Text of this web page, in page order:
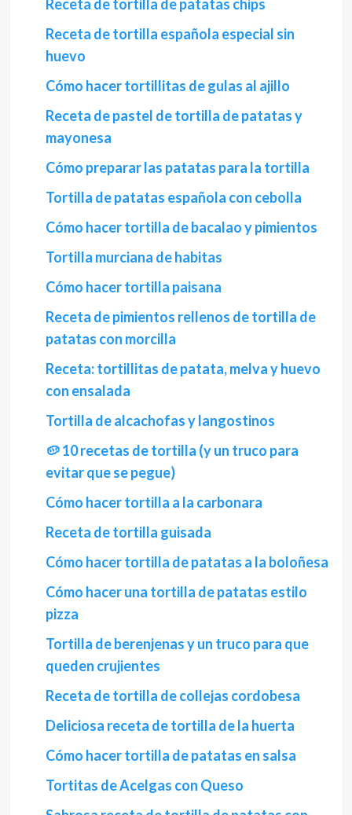
Receta de tortilla de patatas chips
Receta de tortilla española especial sin
huevo
Cómo hacer tortillitas de gulas al ajillo
Receta de pastel de tortilla de patatas y
mayonesa
Cómo preparar las patatas para la tortilla
Tortilla de patatas española con cebolla
Cómo hacer tortilla de bacalao y pimientos
Tortilla murciana de habitas
Cómo hacer tortilla paisana
Receta de pimientos rellenos de tortilla de
patatas con morcilla
Receta: tortillitas de patata, melva y huevo
con ensalada
Tortilla de alcachofas y langostinos
🥔 10 recetas de tortilla (y un truco para
evitar que se pegue)
Cómo hacer tortilla a la carbonara
Receta de tortilla guisada
Cómo hacer tortilla de patatas a la boloñesa
Cómo hacer una tortilla de patatas estilo
pizza
Tortilla de berenjenas y un truco para que
queden crujientes
Receta de tortilla de collejas cordobesa
Deliciosa receta de tortilla de la huerta
Cómo hacer tortilla de patatas en salsa
Tortitas de Acelgas con Queso